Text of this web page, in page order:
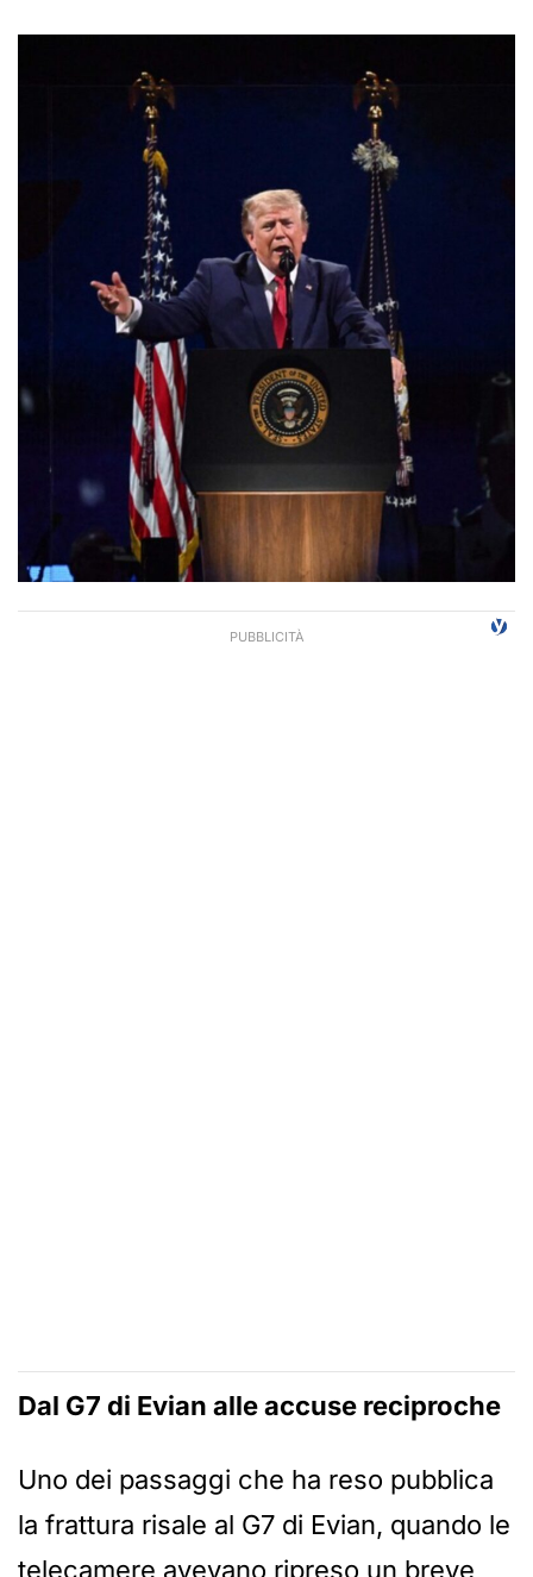
Dal G7 di Evian alle accuse reciproche
Uno dei passaggi che ha reso pubblica
la frattura risale al G7 di Evian, quando le
telecamere avevano ripreso un breve